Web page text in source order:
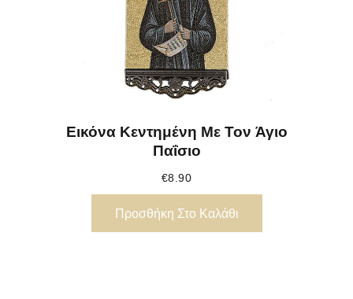
Εικόνα Κεντημένη Με Τον Άγιο
Παΐσιο
€8.90
Προσθήκη Στο Καλάθι